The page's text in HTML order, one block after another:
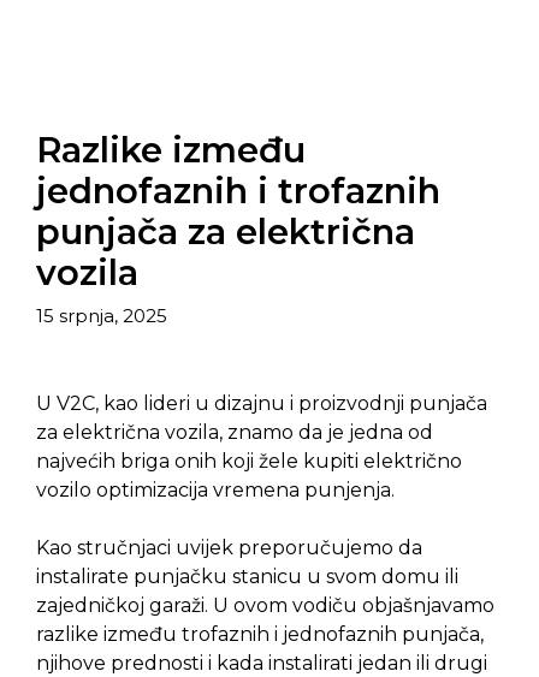
Razlike između
jednofaznih i trofaznih
punjača za električna
vozila
15 srpnja, 2025
U V2C, kao lideri u dizajnu i proizvodnji punjača
za električna vozila, znamo da je jedna od
najvećih briga onih koji žele kupiti električno
vozilo optimizacija vremena punjenja.
Kao stručnjaci uvijek preporučujemo da
instalirate punjačku stanicu u svom domu ili
zajedničkoj garaži. U ovom vodiču objašnjavamo
razlike između trofaznih i jednofaznih punjača,
njihove prednosti i kada instalirati jedan ili drugi